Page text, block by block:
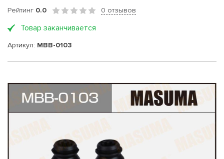
Рейтинг 0.0 0 отзывов
Товар заканчивается
Артикул: MBB-0103